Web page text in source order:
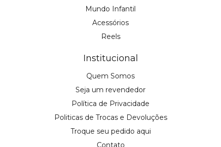
Mundo Infantil
Acessórios
Reels
Institucional
Quem Somos
Seja um revendedor
Política de Privacidade
Politicas de Trocas e Devoluções
Troque seu pedido aqui
Contato